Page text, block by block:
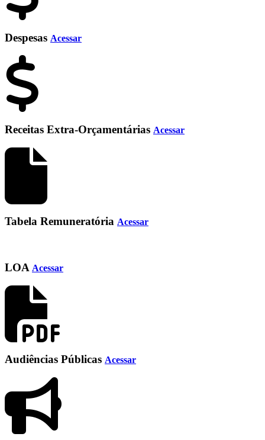
Despesas Acessar
Receitas Extra-Orçamentárias Acessar
Tabela Remuneratória Acessar
LOA Acessar
Audiências Públicas Acessar